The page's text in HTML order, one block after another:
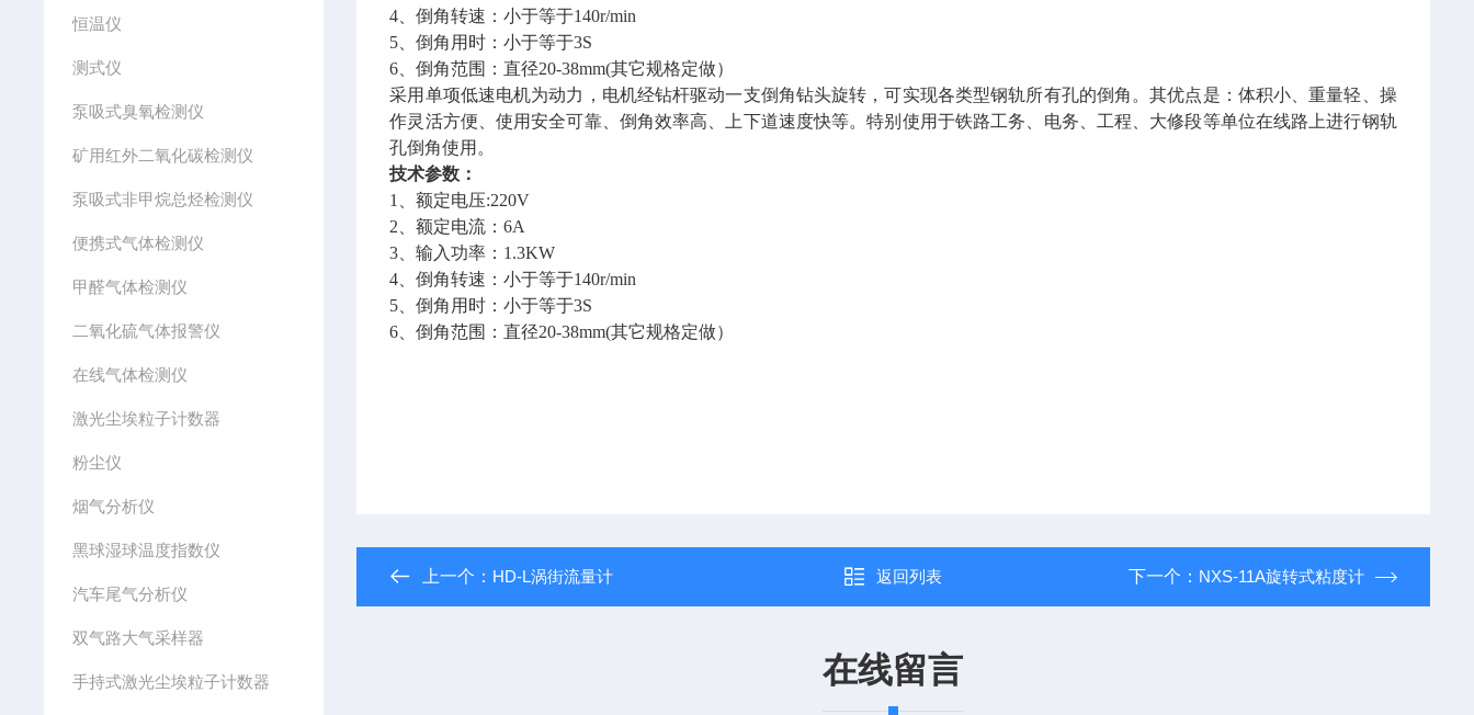
恒温仪
测式仪
泵吸式臭氧检测仪
矿用红外二氧化碳检测仪
泵吸式非甲烷总烃检测仪
便携式气体检测仪
甲醛气体检测仪
二氧化硫气体报警仪
在线气体检测仪
激光尘埃粒子计数器
粉尘仪
烟气分析仪
黑球湿球温度指数仪
汽车尾气分析仪
双气路大气采样器
手持式激光尘埃粒子计数器
4、倒角转速：小于等于140r/min
5、倒角用时：小于等于3S
6、倒角范围：直径20-38mm(其它规格定做）
采用单项低速电机为动力，电机经钻杆驱动一支倒角钻头旋转，可实现各类型钢轨所有孔的倒角。其优点是：体积小、重量轻、操
作灵活方便、使用安全可靠、倒角效率高、上下道速度快等。特别使用于铁路工务、电务、工程、大修段等单位在线路上进行钢轨
孔倒角使用。
技术参数：
1、额定电压:220V
2、额定电流：6A
3、输入功率：1.3KW
4、倒角转速：小于等于140r/min
5、倒角用时：小于等于3S
6、倒角范围：直径20-38mm(其它规格定做）
上一个： HD-L涡街流量计 返回列表 下一个： NXS-11A旋转式粘度计
在线留言